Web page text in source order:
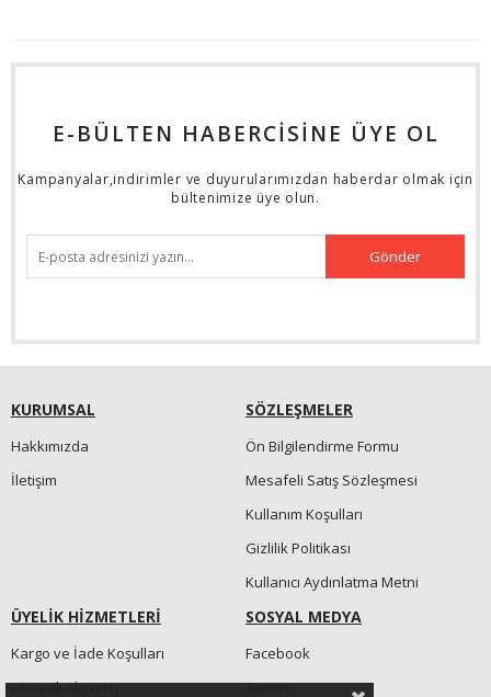
E-BÜLTEN HABERCİSİNE ÜYE OL
Kampanyalar,indirimler ve duyurularımızdan haberdar olmak için
bültenimize üye olun.
Gönder
KURUMSAL
Hakkımızda
İletişim
SÖZLEŞMELER
Ön Bilgilendirme Formu
Mesafeli Satış Sözleşmesi
Kullanım Koşulları
Gizlilik Politikası
Kullanıcı Aydınlatma Metni
ÜYELİK HİZMETLERİ
Kargo ve İade Koşulları
Güvenli Alışveriş
SOSYAL MEDYA
Facebook
Twitter